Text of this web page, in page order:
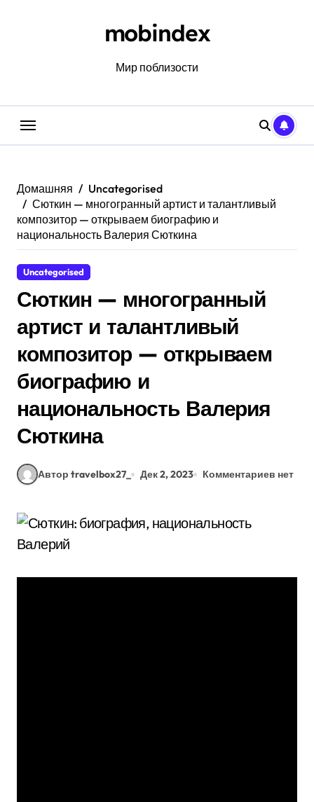
mobindex
Мир поблизости
Домашняя
Uncategorised
Сюткин — многогранный артист и талантливый
композитор — открываем биографию и
национальность Валерия Сюткина
Uncategorised
Сюткин — многогранный
артист и талантливый
композитор — открываем
биографию и
национальность Валерия
Сюткина
Автор travelbox27_ Дек 2, 2023 Комментариев нет